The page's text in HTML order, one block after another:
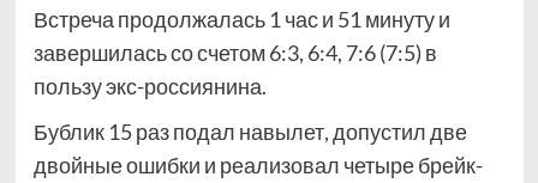
Встреча продолжалась 1 час и 51 минуту и
завершилась со счетом 6:3, 6:4, 7:6 (7:5) в
пользу экс-россиянина.
Бублик 15 раз подал навылет, допустил две
двойные ошибки и реализовал четыре брейк-